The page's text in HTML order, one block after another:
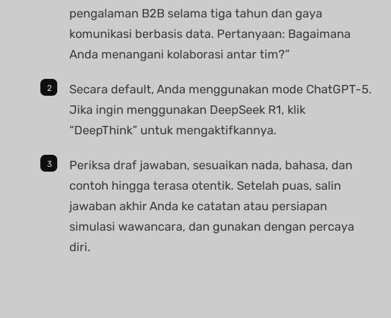
pengalaman B2B selama tiga tahun dan gaya
komunikasi berbasis data. Pertanyaan: Bagaimana
Anda menangani kolaborasi antar tim?”
Secara default, Anda menggunakan mode ChatGPT-5.
Jika ingin menggunakan DeepSeek R1, klik
“DeepThink” untuk mengaktifkannya.
Periksa draf jawaban, sesuaikan nada, bahasa, dan
contoh hingga terasa otentik. Setelah puas, salin
jawaban akhir Anda ke catatan atau persiapan
simulasi wawancara, dan gunakan dengan percaya
diri.